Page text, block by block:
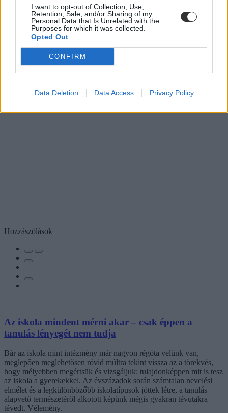
I want to opt-out of Collection, Use,
Retention, Sale, and/or Sharing of my
Personal Data that Is Unrelated with the
Purposes for which it was collected.
Opted Out
CONFIRM
Data Deletion Data Access Privacy Policy
Hozzászólások
Az iskola mindent mérni akar – csak éppen a
tanulás lényegét nem tudja
Bár az iskola mint intézmény már nagyon régóta velünk van,
meglepően meglehetősen rövid múltra tekint vissza az a törekvés,
hogy mélyebben megértsük és vizsgáljuk: tulajdonképpen mit is tesz
az iskola a gyerekekkel. Az évszázadok során számtalan nevelési
elmélet és a legkülönbözőbb iskolatípusok jöttek létre, a tanulás
alapvető természetéről alkotott képünk mégis gyakran tévutakra
tévedt. Vélemény.